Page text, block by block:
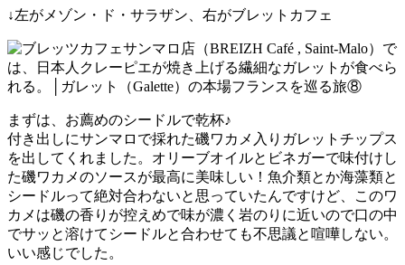
↓左がメゾン・ド・サラザン、右がブレットカフェ
まずは、お薦めのシードルで乾杯♪
付き出しにサンマロで採れた磯ワカメ入りガレットチップス
を出してくれました。オリーブオイルとビネガーで味付けし
た磯ワカメのソースが最高に美味しい！魚介類とか海藻類と
シードルって絶対合わないと思っていたんですけど、このワ
カメは磯の香りが控えめで味が濃く岩のりに近いので口の中
でサッと溶けてシードルと合わせても不思議と喧嘩しない。
いい感じでした。